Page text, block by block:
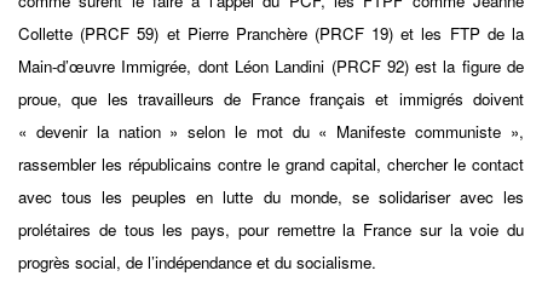
Collette (PRCF 59) et Pierre Pranchère (PRCF 19) et les FTP de la
Main-d’œuvre Immigrée, dont Léon Landini (PRCF 92) est la figure de
proue, que les travailleurs de France français et immigrés doivent
« devenir la nation » selon le mot du « Manifeste communiste »,
rassembler les républicains contre le grand capital, chercher le contact
avec tous les peuples en lutte du monde, se solidariser avec les
prolétaires de tous les pays, pour remettre la France sur la voie du
progrès social, de l’indépendance et du socialisme.